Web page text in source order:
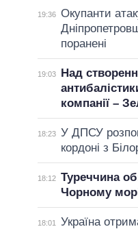
19:36 Окупанти
поранені
19:03
Над
компанії –
18:23 У ДПСУ
кордоні з
18:12 Туреччина
Чорному
18:01
Україна